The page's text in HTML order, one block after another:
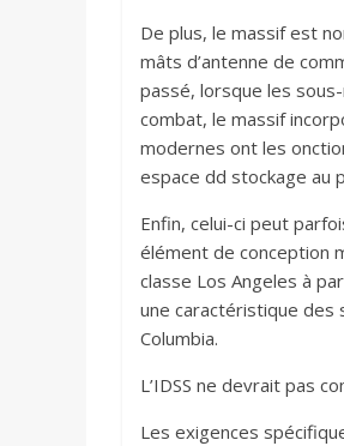
De plus, le massif est
mâts d’antenne de
passé, lorsque les
combat, le massif
modernes ont les
espace dd stockage au
Enfin, celui-ci peut
élément de conception
classe Los Angeles à
une caractéristique des
Columbia.
L’IDSS ne devrait pas
Les exigences